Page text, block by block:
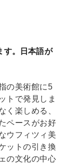
す。日本語が
の美術館に5
トで発見しま
く楽しめる、
ペースがお好
ウフィツィ美
ットの引き換
の文化の中心